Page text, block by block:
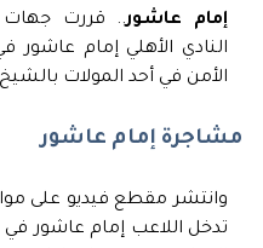
إمام عاشور.. قررت جهات
النادي الأهلي إمام عاشور
الأمن في أحد المولات بالشيخ
مشاجرة إمام عاشور
وانتشر مقطع فيديو على
تدخل اللاعب إمام عاشور